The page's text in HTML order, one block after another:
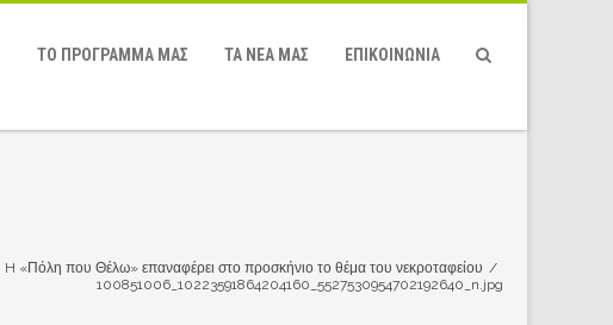
ΤΟ ΠΡΌΓΡΑΜΜΆ ΜΑΣ ΤΑ ΝΕΑ ΜΑΣ ΕΠΙΚΟΙΝΩΝΙΑ
H «Πόλη που Θέλω» επαναφέρει στο προσκήνιο το θέμα του νεκροταφείου /
100851006_10223591864204160_5527530954702192640_n.jpg